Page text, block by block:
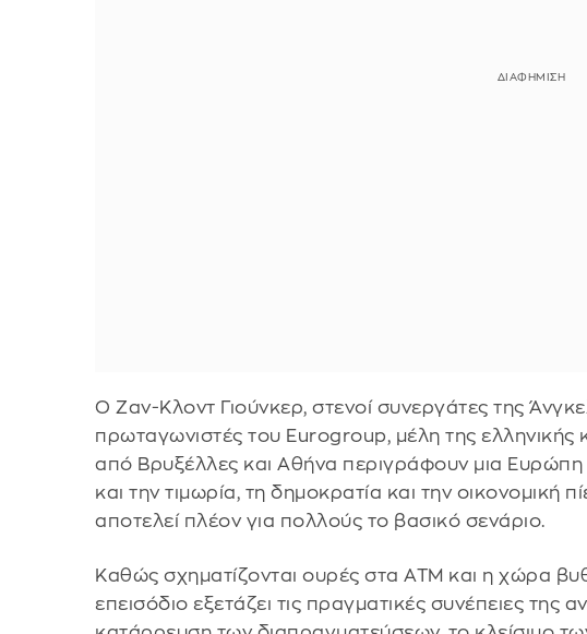
Ο Ζαν-Κλοντ Γιούνκερ, στενοί συνεργάτες της
πρωταγωνιστές του Eurogroup, μέλη της ελληνικής
από Βρυξέλλες και Αθήνα περιγράφουν μια
και την τιμωρία, τη δημοκρατία και την οικονομική
αποτελεί πλέον για πολλούς το βασικό σενάριο.
Καθώς σχηματίζονται ουρές στα ATM και η χώρα
επεισόδιο εξετάζει τις πραγματικές συνέπειες